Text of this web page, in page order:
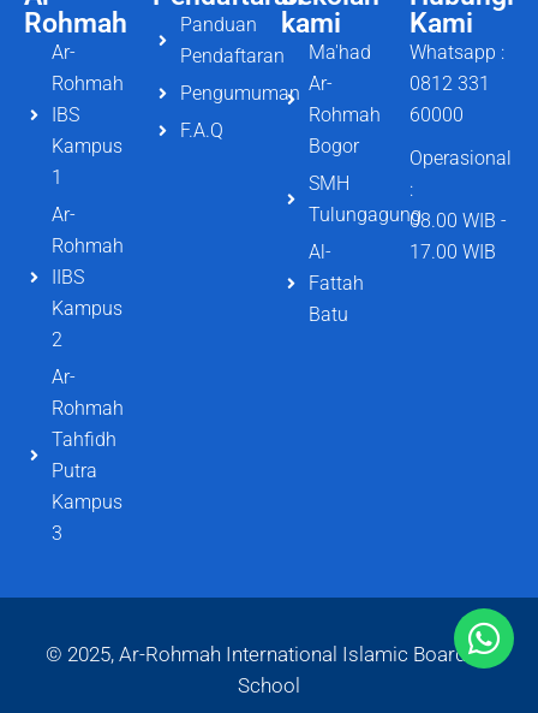
Rohmah
Ar-
Rohmah
IBS
Kampus
1
Ar-
Rohmah
IIBS
Kampus
2
Ar-
Rohmah
Tahfidh
Putra
Kampus
3
Panduan
Pendaftaran
Pengumuman
F.A.Q
Kami
Whatsapp :
0812 331
60000
Operasional
:
08.00 WIB -
17.00 WIB
kami
Ma'had
Ar-
Rohmah
Bogor
SMH
Tulungagung
Al-
Fattah
Batu
© 2025, Ar-Rohmah International Islamic Boarding
School